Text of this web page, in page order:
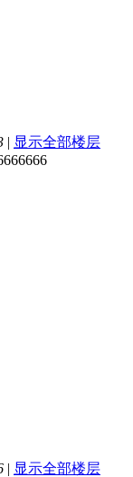
| 显示全部楼层
| 显示全部楼层